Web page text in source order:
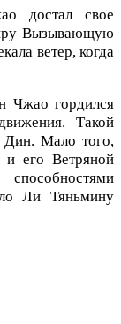
достал свое
Вызывающую
ветер, когда
Чжао гордился
Такой
Дин. Мало того,
его Ветряной
Ли Тяньмину